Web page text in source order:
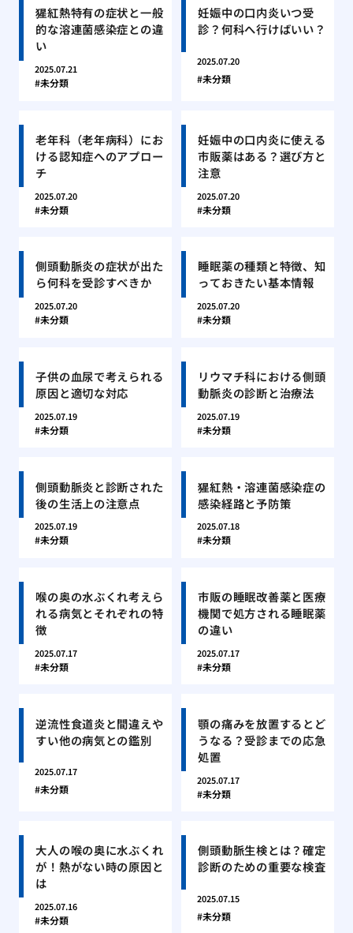
猩紅熱特有の症状と一般
的な溶連菌感染症との違
い
2025.07.21
未分類
妊娠中の口内炎いつ受
診？何科へ行けばいい？
2025.07.20
未分類
老年科（老年病科）にお
ける認知症へのアプロー
チ
2025.07.20
未分類
妊娠中の口内炎に使える
市販薬はある？選び方と
注意
2025.07.20
未分類
側頭動脈炎の症状が出た
ら何科を受診すべきか
2025.07.20
未分類
睡眠薬の種類と特徴、知
っておきたい基本情報
2025.07.20
未分類
子供の血尿で考えられる
原因と適切な対応
2025.07.19
未分類
リウマチ科における側頭
動脈炎の診断と治療法
2025.07.19
未分類
側頭動脈炎と診断された
後の生活上の注意点
2025.07.19
未分類
猩紅熱・溶連菌感染症の
感染経路と予防策
2025.07.18
未分類
喉の奥の水ぶくれ考えら
れる病気とそれぞれの特
徴
2025.07.17
未分類
市販の睡眠改善薬と医療
機関で処方される睡眠薬
の違い
2025.07.17
未分類
逆流性食道炎と間違えや
すい他の病気との鑑別
2025.07.17
未分類
顎の痛みを放置するとど
うなる？受診までの応急
処置
2025.07.17
未分類
大人の喉の奥に水ぶくれ
が！熱がない時の原因と
は
2025.07.16
未分類
側頭動脈生検とは？確定
診断のための重要な検査
2025.07.15
未分類